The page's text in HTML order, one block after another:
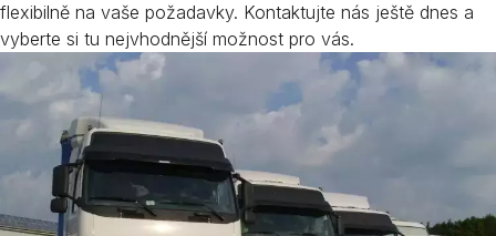
flexibilně na vaše požadavky. Kontaktujte nás ještě dnes a
vyberte si tu nejvhodnější možnost pro vás.